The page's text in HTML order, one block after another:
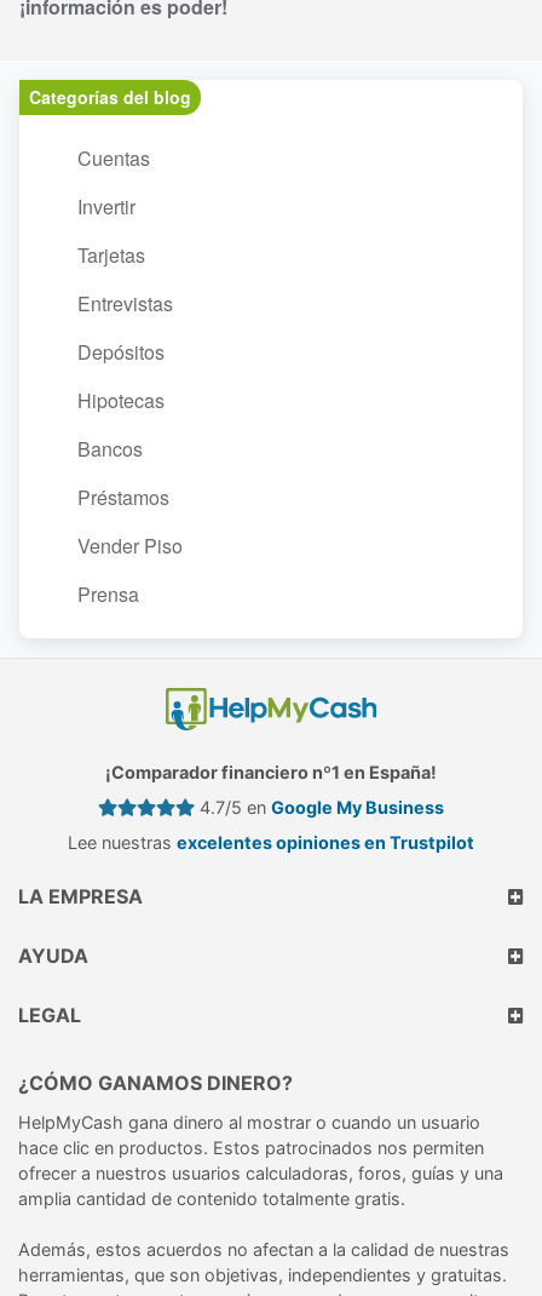
¡información es poder!
Categorías del blog
Cuentas
Invertir
Tarjetas
Entrevistas
Depósitos
Hipotecas
Bancos
Préstamos
Vender Piso
Prensa
¡Comparador financiero nº1 en España!
4.7/5 en Google My Business
Lee nuestras excelentes opiniones en Trustpilot
LA EMPRESA
AYUDA
LEGAL
¿CÓMO GANAMOS DINERO?
HelpMyCash gana dinero al mostrar o cuando un usuario
hace clic en productos. Estos patrocinados nos permiten
ofrecer a nuestros usuarios calculadoras, foros, guías y una
amplia cantidad de contenido totalmente gratis.
Además, estos acuerdos no afectan a la calidad de nuestras
herramientas, que son objetivas, independientes y gratuitas.